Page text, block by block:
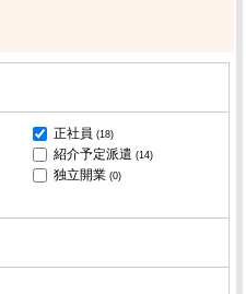
正社員 (18)
紹介予定派遣 (14)
独立開業 (0)